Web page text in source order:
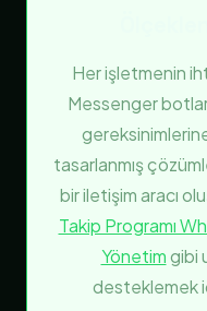
Her işletmenin
Messenger
tasarlanmış
bir iletişim aracı
Takip Programı
Yönetimgibi
desteklemek